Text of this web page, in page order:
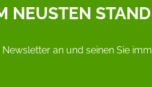
NEUSTEN STAND
an und seinen Sie